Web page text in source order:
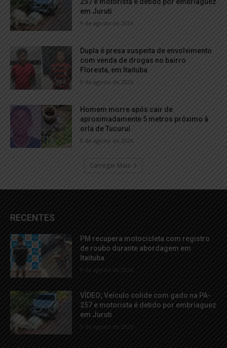
em Juruti
9 de agosto de 2026
Dupla é presa suspeita de envolvimento
com venda de drogas no bairro
Floresta, em Itaituba
9 de agosto de 2026
Homem morre após cair de
aproximadamente 5 metros próximo à
orla de Tucuruí
8 de agosto de 2026
Carregar Mais
RECENTES
PM recupera motocicleta com registro
de roubo durante abordagem em
Itaituba
9 de agosto de 2026
VÍDEO; Veículo colide com gado na PA-
257 e motorista é detido por embriaguez
em Juruti
9 de agosto de 2026